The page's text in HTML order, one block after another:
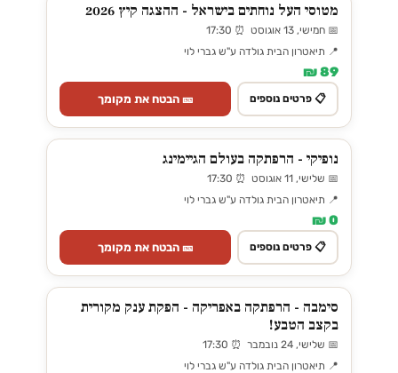
מטוסי העל נוחתים בישראל - ההצגה קיץ 2026
📅 חמישי, 13 אוגוסט ⏰ 17:30
📍 תיאטרון הבית גולדה ע"ש גברי לוי
89 ₪
📋 פרטים נוספים 🎫 הבטח את מקומך
נופיקי - הרפתקה בעולם הגיימינג
📅 שלישי, 11 אוגוסט ⏰ 17:30
📍 תיאטרון הבית גולדה ע"ש גברי לוי
0 ₪
📋 פרטים נוספים 🎫 הבטח את מקומך
סימבה - הרפתקה באפריקה - הפקת ענק מקורית
בקצב הטבע!
📅 שלישי, 24 נובמבר ⏰ 17:30
📍 תיאטרון הבית גולדה ע"ש גברי לוי